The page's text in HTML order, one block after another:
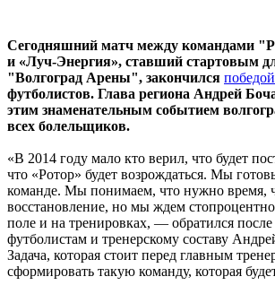
Сегодняшний матч между командами
и «Луч-Энергия», ставший стартовым
"Волгоград Арены", закончился победой
футболистов. Глава региона Андрей
этим знаменательным событием
всех болельщиков.
«В 2014 году мало кто верил, что будет
что «Ротор» будет возрождаться. Мы
команде. Мы понимаем, что нужно время,
восстановление, но мы ждем
поле и на тренировках, — обратился после
футболистам и тренерскому составу
Задача, которая стоит перед главным
сформировать такую команду, которая